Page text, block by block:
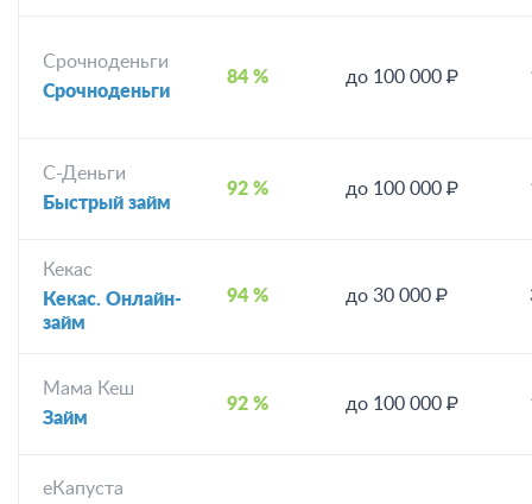
Срочноденьги
Срочноденьги
84 % до 100 000 ₽
С-Деньги
Быстрый займ
92 % до 100 000 ₽
Кекас
Кекас. Онлайн-
займ
94 % до 30 000 ₽
Мама Кеш
Займ
92 % до 100 000 ₽
еКапуста